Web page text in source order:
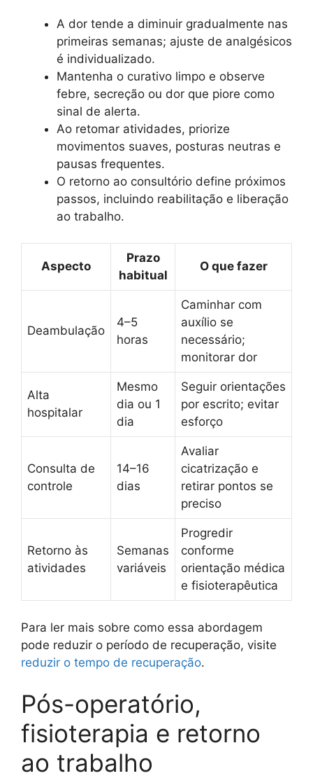
A dor tende a diminuir gradualmente nas
primeiras semanas; ajuste de analgésicos
é individualizado.
Mantenha o curativo limpo e observe
febre, secreção ou dor que piore como
sinal de alerta.
Ao retomar atividades, priorize
movimentos suaves, posturas neutras e
pausas frequentes.
O retorno ao consultório define próximos
passos, incluindo reabilitação e liberação
ao trabalho.
Aspecto
Prazo
habitual
O que fazer
Deambulação
4–5
horas
Caminhar com
auxílio se
necessário;
monitorar dor
Alta
hospitalar
Mesmo
dia ou 1
dia
Seguir orientações
por escrito; evitar
esforço
Consulta de
controle
14–16
dias
Avaliar
cicatrização e
retirar pontos se
preciso
Retorno às
atividades
Semanas
variáveis
Progredir
conforme
orientação médica
e fisioterapêutica
Para ler mais sobre como essa abordagem
pode reduzir o período de recuperação, visite
reduzir o tempo de recuperação.
Pós-operatório,
fisioterapia e retorno
ao trabalho